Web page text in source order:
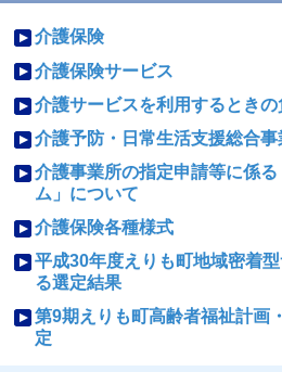
介護保険
介護保険サービス
介護サービスを利用するときの
介護予防・日常生活支援総合事
介護事業所の指定申請等に係
ム」について
介護保険各種様式
平成30年度えりも町地域密着
る選定結果
第9期えりも町高齢者福祉計画
定